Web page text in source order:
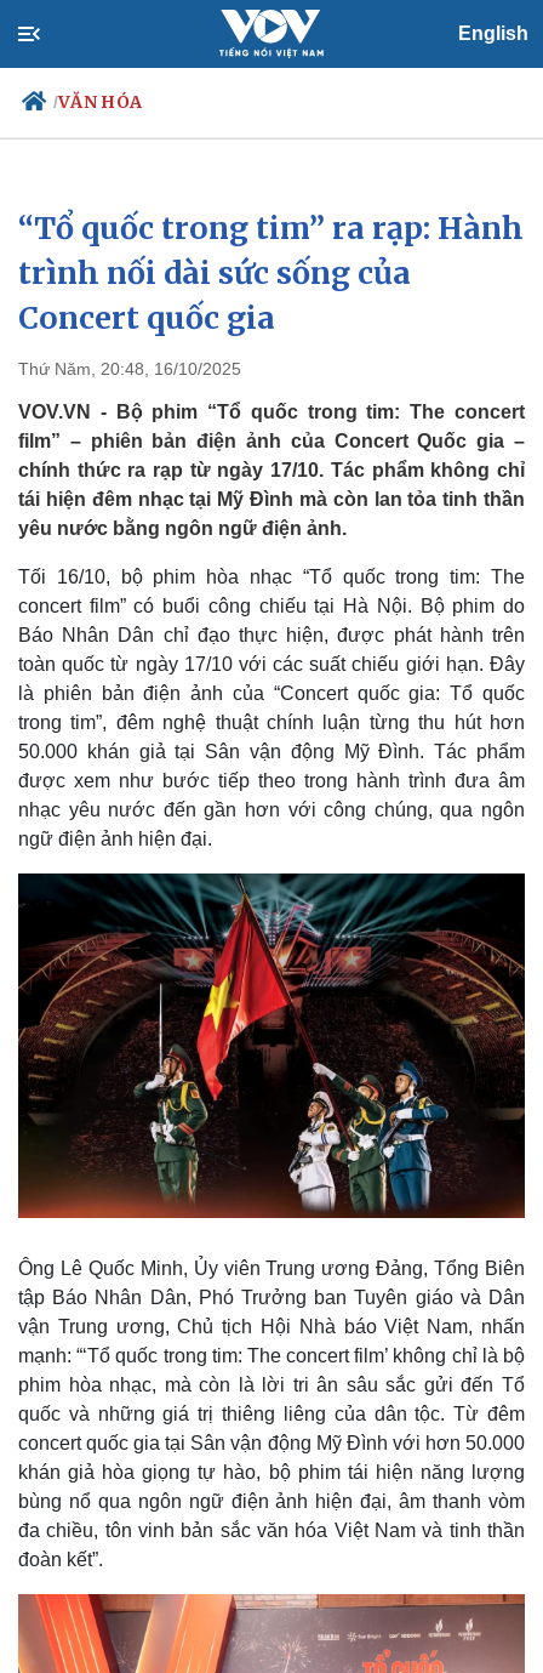
English
/VĂN HÓA
Chính trị
Đảng
Tổ chức nhân sự
Quốc hội
Nhận diện sự thật
Xã hội
Tin 24h
Dự báo thời tiết
“Tổ quốc trong tim” ra rạp: Hành
trình nối dài sức sống của
Concert quốc gia
Thứ Năm, 20:48, 16/10/2025
VOV.VN - Bộ phim “Tổ quốc trong tim: The concert
film” – phiên bản điện ảnh của Concert Quốc gia –
chính thức ra rạp từ ngày 17/10. Tác phẩm không chỉ
tái hiện đêm nhạc tại Mỹ Đình mà còn lan tỏa tinh thần
yêu nước bằng ngôn ngữ điện ảnh.
Tối 16/10, bộ phim hòa nhạc “Tổ quốc trong tim: The
concert film” có buổi công chiếu tại Hà Nội. Bộ phim do
Báo Nhân Dân chỉ đạo thực hiện, được phát hành trên
toàn quốc từ ngày 17/10 với các suất chiếu giới hạn. Đây
là phiên bản điện ảnh của “Concert quốc gia: Tổ quốc
trong tim”, đêm nghệ thuật chính luận từng thu hút hơn
50.000 khán giả tại Sân vận động Mỹ Đình. Tác phẩm
được xem như bước tiếp theo trong hành trình đưa âm
nhạc yêu nước đến gần hơn với công chúng, qua ngôn
ngữ điện ảnh hiện đại.
Ông Lê Quốc Minh, Ủy viên Trung ương Đảng, Tổng Biên
tập Báo Nhân Dân, Phó Trưởng ban Tuyên giáo và Dân
vận Trung ương, Chủ tịch Hội Nhà báo Việt Nam, nhấn
mạnh: “‘Tổ quốc trong tim: The concert film’ không chỉ là bộ
phim hòa nhạc, mà còn là lời tri ân sâu sắc gửi đến Tổ
quốc và những giá trị thiêng liêng của dân tộc. Từ đêm
concert quốc gia tại Sân vận động Mỹ Đình với hơn 50.000
khán giả hòa giọng tự hào, bộ phim tái hiện năng lượng
bùng nổ qua ngôn ngữ điện ảnh hiện đại, âm thanh vòm
đa chiều, tôn vinh bản sắc văn hóa Việt Nam và tinh thần
đoàn kết”.